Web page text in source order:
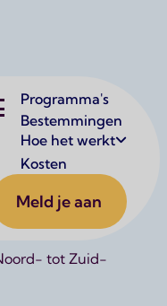
Programma's
Bestemmingen
Hoe het werkt
Kosten
Meld je aan
werken wij
veilige en
tot Zuid-